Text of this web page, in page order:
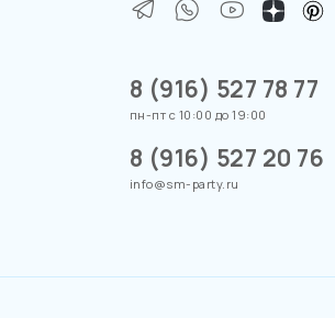
8 (916) 527 78 77
пн-пт с 10:00 до 19:00
8 (916) 527 20 76
info@sm-party.ru